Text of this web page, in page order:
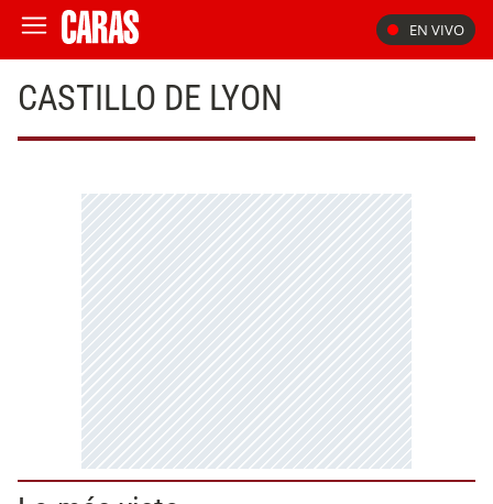
EN VIVO
CASTILLO DE LYON